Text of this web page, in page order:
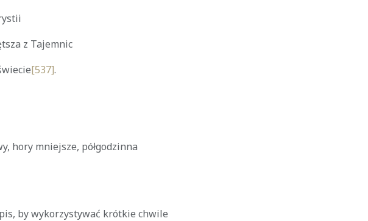
z Tajemnic
[537].
hory mniejsze, półgodzinna
by wykorzystywać krótkie chwile